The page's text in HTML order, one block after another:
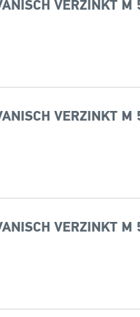
VERZINKT M
VERZINKT M
VERZINKT M